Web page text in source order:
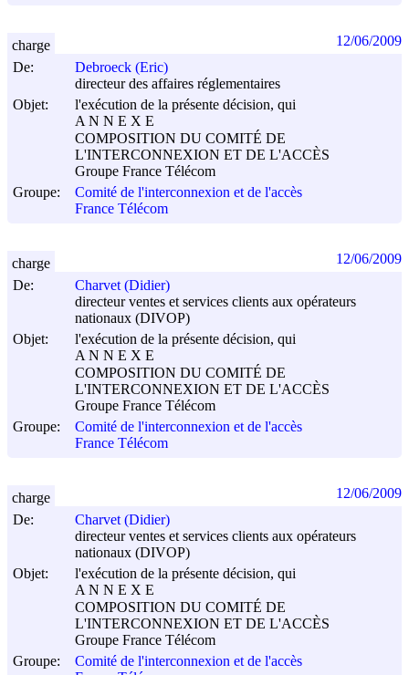
De:
Debroeck (Eric)
directeur des affaires réglementaires
Objet:
l'exécution de la présente décision, qui
A N N E X E
COMPOSITION DU COMITÉ DE
L'INTERCONNEXION ET DE L'ACCÈS
Groupe France Télécom
Groupe:
Comité de l'interconnexion et de l'accès
France Télécom
charge 12/06/2009
De:
Charvet (Didier)
directeur ventes et services clients aux opérateurs
nationaux (DIVOP)
Objet:
l'exécution de la présente décision, qui
A N N E X E
COMPOSITION DU COMITÉ DE
L'INTERCONNEXION ET DE L'ACCÈS
Groupe France Télécom
Groupe:
Comité de l'interconnexion et de l'accès
France Télécom
charge 12/06/2009
De:
Charvet (Didier)
directeur ventes et services clients aux opérateurs
nationaux (DIVOP)
Objet:
l'exécution de la présente décision, qui
A N N E X E
COMPOSITION DU COMITÉ DE
L'INTERCONNEXION ET DE L'ACCÈS
Groupe France Télécom
Groupe:
Comité de l'interconnexion et de l'accès
charge 12/06/2009